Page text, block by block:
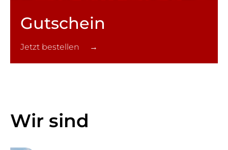
Gutschein
Jetzt bestellen →
Wir sind